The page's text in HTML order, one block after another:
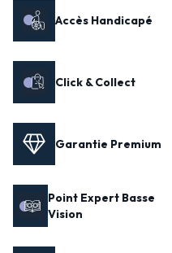
Accès Handicapé
Click & Collect
Garantie Premium
Point Expert Basse
Vision